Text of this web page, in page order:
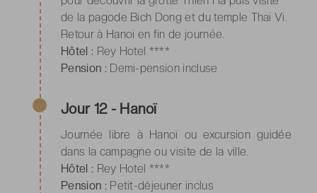
de la pagode Bich Dong et du temple Thai Vi.
Retour à Hanoï en fin de journée.
Hôtel : Rey Hotel ****
Pension : Demi-pension incluse
Jour 12 - Hanoï
Journée libre à Hanoï ou excursion guidée
dans la campagne ou visite de la ville.
Hôtel : Rey Hotel ****
Pension : Petit-déjeuner inclus